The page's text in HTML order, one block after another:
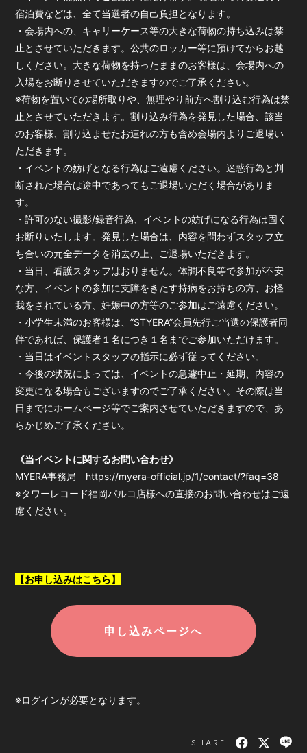
宿泊費などは、全て当選者の自己負担となります。
・会場内への、キャリーケース等の大きな荷物の持ち込みは禁
止とさせていただきます。公共のロッカー等に預けてからお越
しください。大きな荷物を持ったままのお客様は、会場内への
入場をお断りさせていただきますのでご了承ください。
※荷物を置いての場所取りや、無理やり前方へ割り込む行為は禁
止とさせていただきます。割り込み行為を発見した場合、該当
のお客様、割り込ませたお連れの方も含め会場内よりご退場い
ただきます。
・イベントの妨げとなる行為はご遠慮ください。迷惑行為と判
断された場合は途中であってもご退場いただく場合がありま
す。
・許可のない撮影/録音行為、イベントの妨げになる行為は固く
お断りいたします。発見した場合は、内容を問わずスタッフ立
ち合いの元全データを消去の上、ご退場いただきます。
・当日、看護スタッフはおりません。体調不良等で参加が不安
な方、イベントの参加に支障をきたす持病をお持ちの方、お怪
我をされている方、妊娠中の方等のご参加はご遠慮ください。
・小学生未満のお客様は、”STYERA”会員先行ご当選の保護者同
伴であれば、保護者１名につき１名までご参加いただけます。
・当日はイベントスタッフの指示に必ず従ってください。
・今後の状況によっては、イベントの急遽中止・延期、内容の
変更になる場合もございますのでご了承ください。その際は当
日までにホームページ等でご案内させていただきますので、あ
らかじめご了承ください。
《当イベントに関するお問い合わせ》
MYERA事務局 https://myera-official.jp/1/contact/?faq=38
※タワーレコード福岡パルコ店様への直接のお問い合わせはご遠
慮ください。
【お申し込みはこちら】
申し込みページへ
※ログインが必要となります。
SHARE